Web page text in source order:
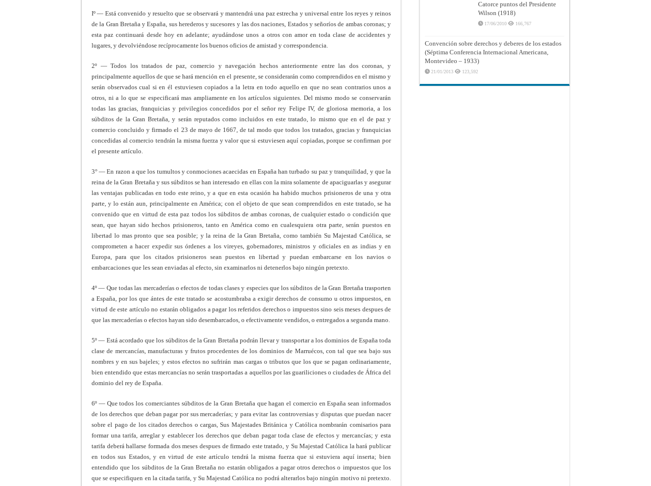
Iº — Está convenido y resuelto que se observará y mantendrá una paz estrecha y universal entre los reyes y reinos
de la Gran Bretaña y España, sus herederos y sucesores y las dos naciones, Estados y señoríos de ambas coronas; y
esta paz continuará desde hoy en adelante; ayudándose unos a otros con amor en toda clase de accidentes y
lugares, y devolviéndose recíprocamente los buenos oficios de amistad y correspondencia.
2º — Todos los tratados de paz, comercio y navegación hechos anteriormente entre las dos coronas, y
principalmente aquellos de que se hará mención en el presente, se considerarán como comprendidos en el mismo y
serán observados cual si en él estuviesen copiados a la letra en todo aquello en que no sean contrarios unos a
otros, ni a lo que se especificará mas ampliamente en los artículos siguientes. Del mismo modo se conservarán
todas las gracias, franquicias y privilegios concedidos por el señor rey Felipe IV, de gloriosa memoria, a los
súbditos de la Gran Bretaña, y serán reputados como incluidos en este tratado, lo mismo que en el de paz y
comercio concluido y firmado el 23 de mayo de 1667, de tal modo que todos los tratados, gracias y franquicias
concedidas al comercio tendrán la misma fuerza y valor que si estuviesen aquí copiadas, porque se confirman por
el presente artículo.
3° — En razon a que los tumultos y conmociones acaecidas en España han turbado su paz y tranquilidad, y que la
reina de la Gran Bretaña y sus súbditos se han interesado en ellas con la mira solamente de apaciguarlas y asegurar
las ventajas publicadas en todo este reino, y a que en esta ocasión ha habido muchos prisioneros de una y otra
parte, y lo están aun, principalmente en América; con el objeto de que sean comprendidos en este tratado, se ha
convenido que en virtud de esta paz todos los súbditos de ambas coronas, de cualquier estado o condición que
sean, que hayan sido hechos prisioneros, tanto en América como en cualesquiera otra parte, serán puestos en
libertad lo mas pronto que sea posible; y la reina de la Gran Bretaña, como también Su Majestad Católica, se
comprometen a hacer expedir sus órdenes a los vireyes, gobernadores, ministros y oficiales en as indias y en
Europa, para que los citados prisioneros sean puestos en libertad y puedan embarcarse en los navios o
embarcaciones que les sean enviadas al efecto, sin examinarlos ni detenerlos bajo ningún pretexto.
4º — Que todas las mercaderías o efectos de todas clases y especies que los súbditos de la Gran Bretaña trasporten
a España, por los que ántes de este tratado se acostumbraba a exigir derechos de consumo u otros impuestos, en
virtud de este artículo no estarán obligados a pagar los referidos derechos o impuestos sino seis meses despues de
que las mercaderías o efectos hayan sido desembarcados, o efectivamente vendidos, o entregados a segunda mano.
5º — Está acordado que los súbditos de la Gran Bretaña podrán llevar y transportar a los dominios de España toda
clase de mercancías, manufacturas y frutos procedentes de los dominios de Marruécos, con tal que sea bajo sus
nombres y en sus bajeles; y estos efectos no sufrirán mas cargas o tributos que los que se pagan ordinariamente,
bien entendido que estas mercancías no serán trasportadas a aquellos por las guariliciones o ciudades de África del
dominio del rey de España.
6º — Que todos los comerciantes súbditos de la Gran Bretaña que hagan el comercio en España sean informados
de los derechos que deban pagar por sus mercaderías; y para evitar las controversias y disputas que puedan nacer
sobre el pago de los citados derechos o cargas, Sus Majestades Británica y Católica nombrarán comisarios para
formar una tarifa, arreglar y establecer los derechos que deban pagar toda clase de efectos y mercancías; y esta
tarifa deberá hallarse formada dos meses despues de firmado este tratado, y Su Majestad Católica la hará publicar
en todos sus Estados, y en virtud de este artículo tendrá la misma fuerza que si estuviera aquí inserta; bien
entendido que los súbditos de la Gran Bretaña no estarán obligados a pagar otros derechos o impuestos que los
que se especifiquen en la citada tarifa, y Su Majestad Católica no podrá alterarlos bajo ningún motivo ni pretexto.
Catorce puntos del Presidente
Wilson (1918)
17/06/2010 166,767
Convención sobre derechos y deberes de los estados
(Séptima Conferencia Internacional Americana,
Montevideo – 1933)
21/01/2013 123,592